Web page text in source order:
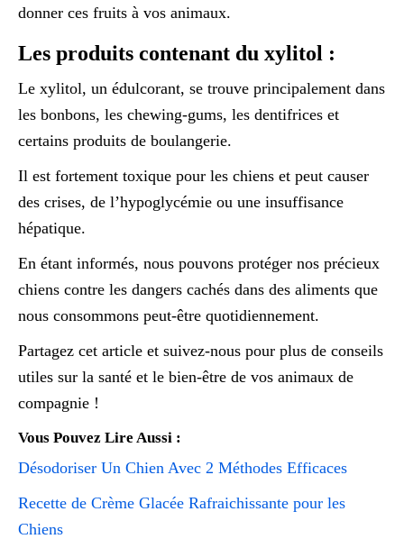
donner ces fruits à vos animaux.
Les produits contenant du xylitol :
Le xylitol, un édulcorant, se trouve principalement dans
les bonbons, les chewing-gums, les dentifrices et
certains produits de boulangerie.
Il est fortement toxique pour les chiens et peut causer
des crises, de l’hypoglycémie ou une insuffisance
hépatique.
En étant informés, nous pouvons protéger nos précieux
chiens contre les dangers cachés dans des aliments que
nous consommons peut-être quotidiennement.
Partagez cet article et suivez-nous pour plus de conseils
utiles sur la santé et le bien-être de vos animaux de
compagnie !
Vous Pouvez Lire Aussi :
Désodoriser Un Chien Avec 2 Méthodes Efficaces
Recette de Crème Glacée Rafraichissante pour les
Chiens